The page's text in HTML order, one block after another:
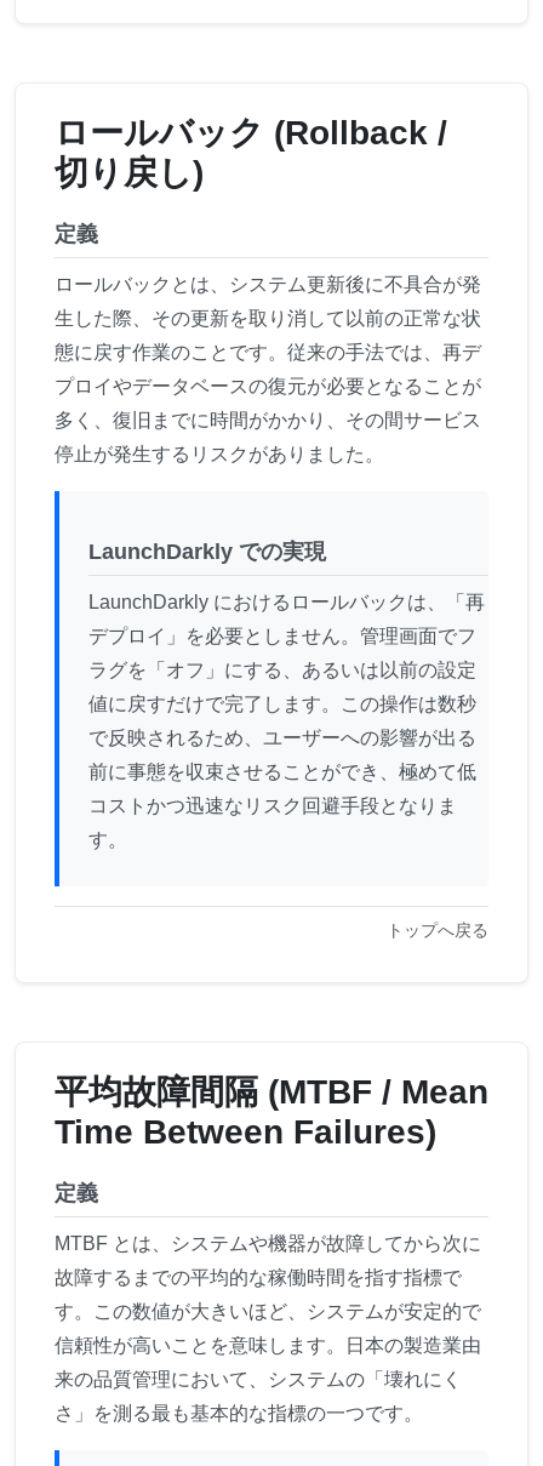
ロールバック (Rollback /
切り戻し)
定義
ロールバックとは、システム更新後に不具合が発
生した際、その更新を取り消して以前の正常な状
態に戻す作業のことです。従来の手法では、再デ
プロイやデータベースの復元が必要となることが
多く、復旧までに時間がかかり、その間サービス
停止が発生するリスクがありました。
LaunchDarkly での実現
LaunchDarkly におけるロールバックは、「再
デプロイ」を必要としません。管理画面でフ
ラグを「オフ」にする、あるいは以前の設定
値に戻すだけで完了します。この操作は数秒
で反映されるため、ユーザーへの影響が出る
前に事態を収束させることができ、極めて低
コストかつ迅速なリスク回避手段となりま
す。
トップへ戻る
平均故障間隔 (MTBF / Mean
Time Between Failures)
定義
MTBF とは、システムや機器が故障してから次に
故障するまでの平均的な稼働時間を指す指標で
す。この数値が大きいほど、システムが安定的で
信頼性が高いことを意味します。日本の製造業由
来の品質管理において、システムの「壊れにく
さ」を測る最も基本的な指標の一つです。